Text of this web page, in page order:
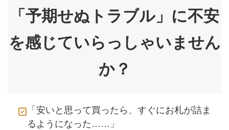
「予期せぬトラブル」に不安
を感じていらっしゃいません
か？
「安いと思って買ったら、すぐにお札が詰ま
るようになった……」